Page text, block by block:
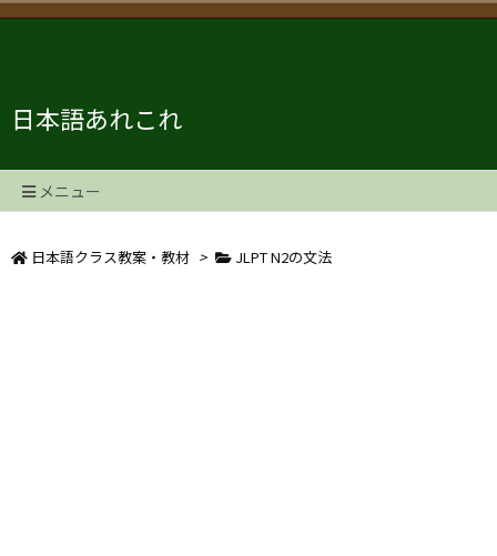
日本語あれこれ
メニュー
日本語クラス教案・教材 > JLPT N2の文法